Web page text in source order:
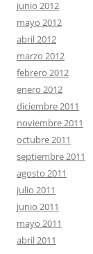
junio 2012
mayo 2012
abril 2012
marzo 2012
febrero 2012
enero 2012
diciembre 2011
noviembre 2011
octubre 2011
septiembre 2011
agosto 2011
julio 2011
junio 2011
mayo 2011
abril 2011